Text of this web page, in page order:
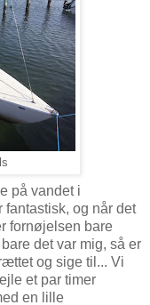
på vandet i
og når det
fornøjelsen bare
det var mig, så er
og sige til... Vi
et par timer
en lille